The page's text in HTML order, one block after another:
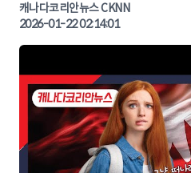
나다뉴스 | CKNNEWS, 캐나다코
캐나다코리안뉴스 CKNN
2026-01-22 02:14:01